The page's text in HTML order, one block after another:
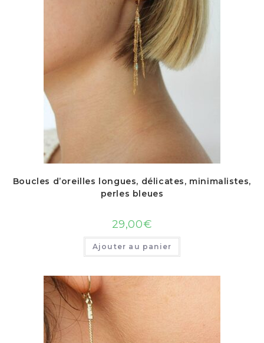
Boucles d’oreilles longues, délicates, minimalistes,
perles bleues
29,00€
Ajouter au panier